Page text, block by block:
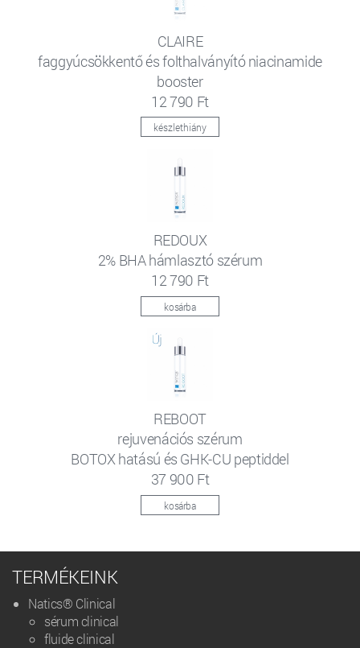
CLAIRE
faggyúcsökkentő és folthalványító niacinamide
booster
12 790 Ft
készlethiány
REDOUX
2% BHA hámlasztó szérum
12 790 Ft
kosárba
REBOOT
rejuvenációs szérum
BOTOX hatású és GHK-CU peptiddel
37 900 Ft
kosárba
TERMÉKEINK
Natics® Clinical
sérum clinical
fluide clinical